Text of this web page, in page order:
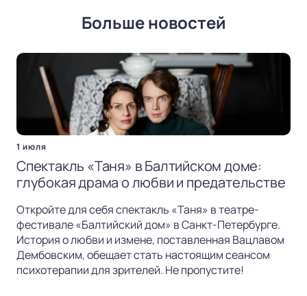
Больше новостей
1 июля
Спектакль «Таня» в Балтийском доме:
глубокая драма о любви и предательстве
Откройте для себя спектакль «Таня» в театре-
фестивале «Балтийский дом» в Санкт-Петербурге.
История о любви и измене, поставленная Вацлавом
Дембовским, обещает стать настоящим сеансом
психотерапии для зрителей. Не пропустите!